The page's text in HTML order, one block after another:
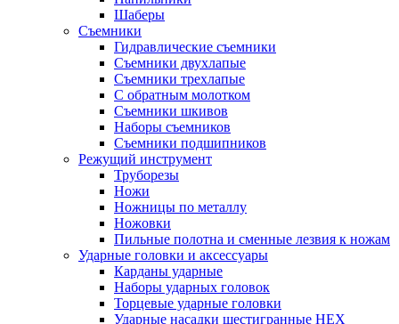
Шаберы
Съемники
Гидравлические съемники
Съемники двухлапые
Съемники трехлапые
С обратным молотком
Съемники шкивов
Наборы съемников
Съемники подшипников
Режущий инструмент
Труборезы
Ножи
Ножницы по металлу
Ножовки
Пильные полотна и сменные лезвия к ножам
Ударные головки и аксессуары
Карданы ударные
Наборы ударных головок
Торцевые ударные головки
Ударные насадки шестигранные HEX